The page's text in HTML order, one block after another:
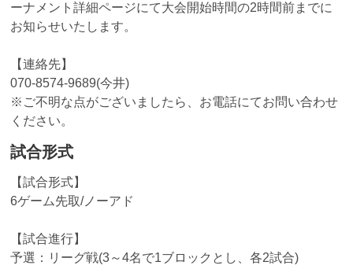
ーナメント詳細ページにて大会開始時間の2時間前までに
お知らせいたします。
【連絡先】
070-8574-9689(今井)
※ご不明な点がございましたら、お電話にてお問い合わせ
ください。
試合形式
【試合形式】
6ゲーム先取/ノーアド
【試合進行】
予選：リーグ戦(3～4名で1ブロックとし、各2試合)